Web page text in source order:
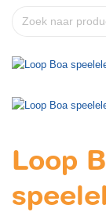
Loop